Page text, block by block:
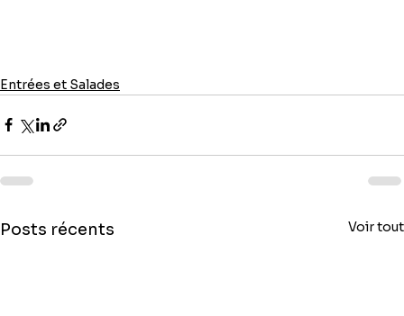
Entrées et Salades
Posts récents Voir tout